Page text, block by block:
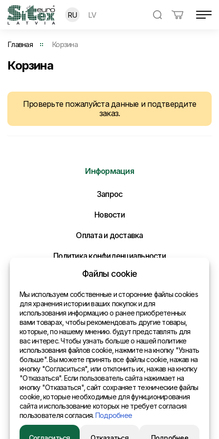
RU LV
Главная Корзина
Корзина
Проверьте пожалуйста данные и подтвердите
заказ.
Отправить нам сообщение
Напишите нам ваше сообщение и мы ответим
Вам в самое ближайшее время!
Информация
Запрос
Новости
Оплата и доставка
Политика конфиденциальности
Контакты
Общая информация
Представительства в мире
Адрес
EURO SITEX Latvia Daugavpils A.Pumpura iela 104b LV
5404
© 2015 Eurositex Latvija
Файлы cookie
Мы используем собственные и сторонние файлы cookies
для хранения истории ваших покупок и для
использования информацию о ранее приобретенных
вами товарах, чтобы рекомендовать другие товары,
которые, по нашему мнению. будут представлять для
вас интерес. Чтобы узнать больше о нашей политике
использования файлов cookie, нажмите на кнопку "Узнать
больше". Вы можете принять все файлы cookie, нажав на
кнопку "Согласиться", или отклонить их, нажав на кнопку
"Отказаться". Если пользователь сайта нажимает на
кнопку "Отказаться", сайт сохраняет технические файлы
cookie, которые необходимые для функционирования
сайта и использование которых не требует согласия
пользователя согласия. Подробнее